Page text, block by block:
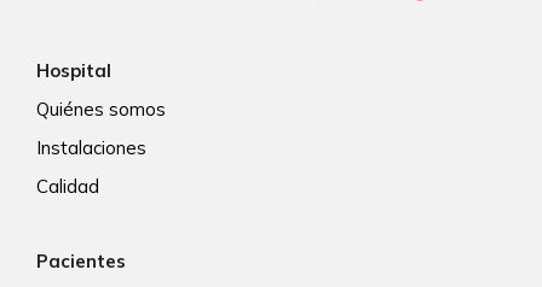
Hospital
Quiénes somos
Instalaciones
Calidad
Pacientes